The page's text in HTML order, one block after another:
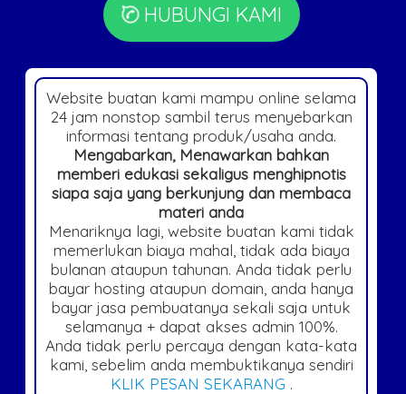
HUBUNGI KAMI
Website buatan kami mampu online selama
24 jam nonstop sambil terus menyebarkan
informasi tentang produk/usaha anda.
Mengabarkan, Menawarkan bahkan
memberi edukasi sekaligus menghipnotis
siapa saja yang berkunjung dan membaca
materi anda
Menariknya lagi, website buatan kami tidak
memerlukan biaya mahal, tidak ada biaya
bulanan ataupun tahunan. Anda tidak perlu
bayar hosting ataupun domain, anda hanya
bayar jasa pembuatanya sekali saja untuk
selamanya + dapat akses admin 100%.
Anda tidak perlu percaya dengan kata-kata
kami, sebelim anda membuktikanya sendiri
KLIK PESAN SEKARANG .